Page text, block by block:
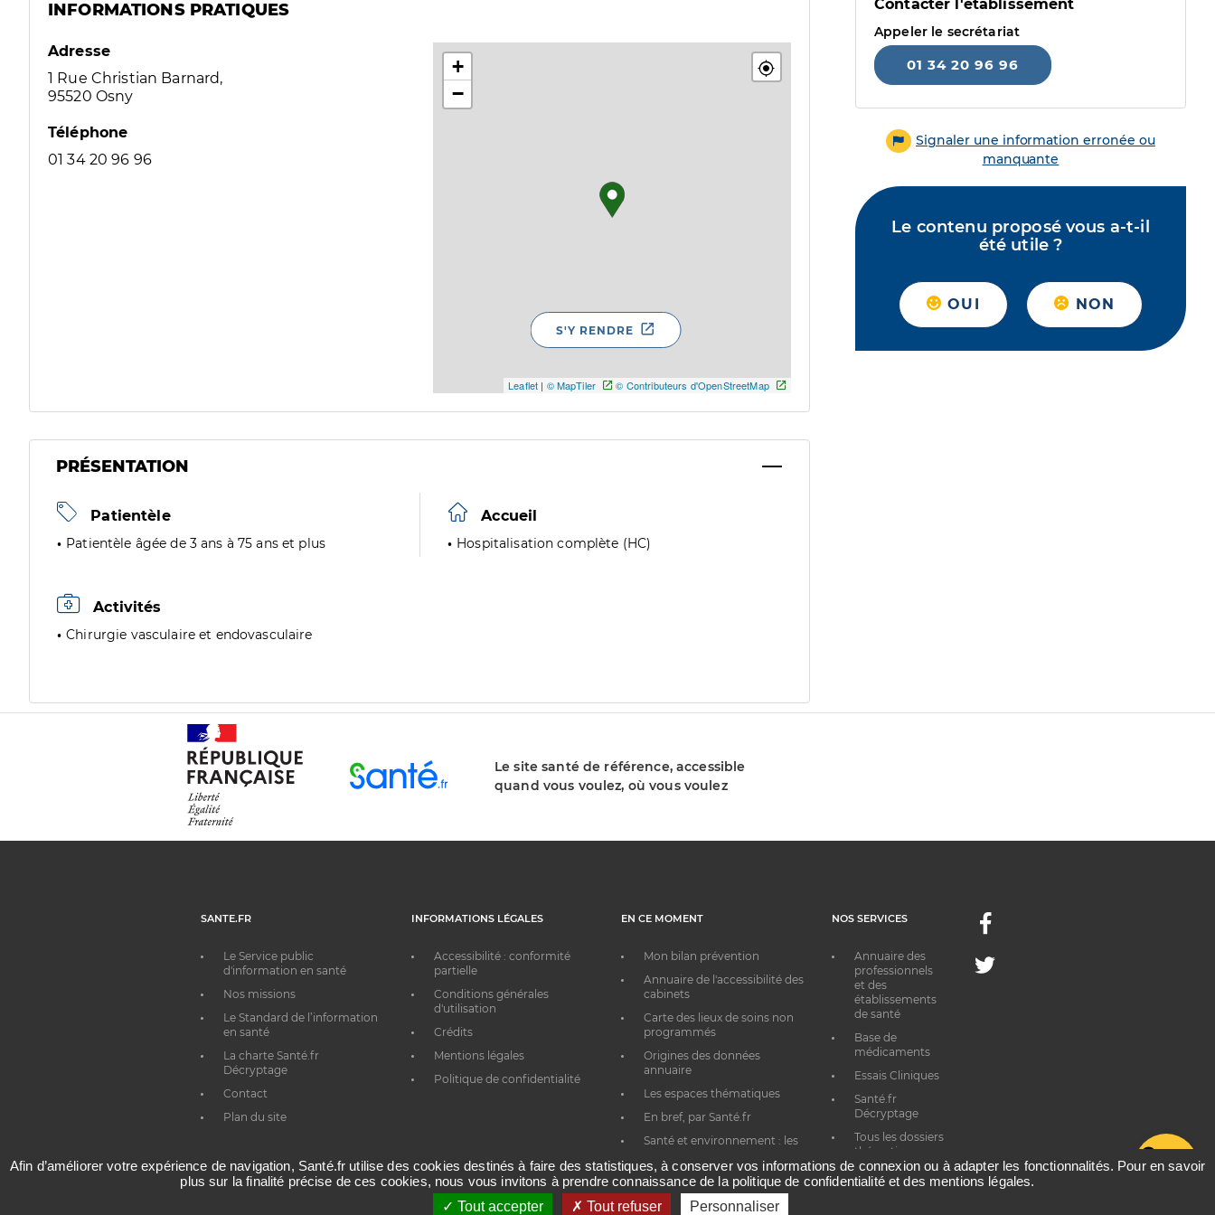
INFORMATIONS PRATIQUES
Adresse
1 Rue Christian Barnard,
95520 Osny
Téléphone
01 34 20 96 96
+
−
Leaflet | © MapTiler © Contributeurs d'OpenStreetMap
S'Y RENDRE
PRÉSENTATION
Patientèle
Patientèle âgée de 3 ans à 75 ans et plus
Accueil
Hospitalisation complète (HC)
Activités
Chirurgie vasculaire et endovasculaire
Contacter l'établissement
Appeler le secrétariat
01 34 20 96 96
Signaler une information erronée ou
manquante
Le contenu proposé vous a-t-il
été utile ?
OUI NON
Le site santé de référence, accessible
quand vous voulez, où vous voulez
SANTE.FR
Le Service public
d'information en santé
Nos missions
Le Standard de l’information
en santé
La charte Santé.fr
Décryptage
Contact
Plan du site
INFORMATIONS LÉGALES
Accessibilité : conformité
partielle
Conditions générales
d'utilisation
Crédits
Mentions légales
Politique de confidentialité
EN CE MOMENT
Mon bilan prévention
Annuaire de l'accessibilité des
cabinets
Carte des lieux de soins non
programmés
Origines des données
annuaire
Les espaces thématiques
En bref, par Santé.fr
Santé et environnement : les
NOS SERVICES
Annuaire des
professionnels
et des
établissements
de santé
Base de
médicaments
Essais Cliniques
Santé.fr
Décryptage
Tous les dossiers
thématiques
Facebook
Twitter
Afin d’améliorer votre expérience de navigation, Santé.fr utilise des cookies destinés à faire des statistiques, à conserver vos informations de connexion ou à adapter les fonctionnalités. Pour en savoir
plus sur la finalité précise de ces cookies, nous vous invitons à prendre connaissance de la politique de confidentialité et des mentions légales.
Tout accepter
Tout refuser Personnaliser